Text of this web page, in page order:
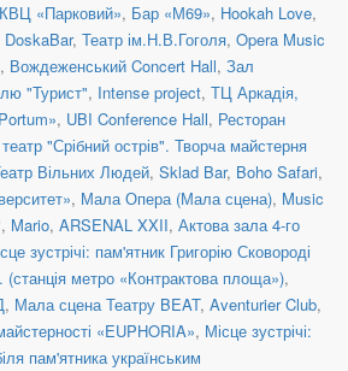
КВЦ «Парковий», Бар «М69», Hookah Love,
DoskaBar, Театр ім.Н.В.Гоголя, Opera Music
, Вождеженський Concert Hall, Зал
"Турист", Intense project, ТЦ Аркадія,
, UBI Conference Hall, Ресторан
"Срібний острів". Творча майстерня
Вільних Людей, Sklad Bar, Boho Safari,
, Мала Опера (Мала сцена), Music
, Mario, ARSENAL XXII, Актова зала 4-го
зустрічі: пам'ятник Григорію Сковороді
(станція метро «Контрактова площа»),
, Мала сцена Театру BEAT, Aventurier Club,
«EUPHORIA», Місце зустрічі:
пам'ятника українським